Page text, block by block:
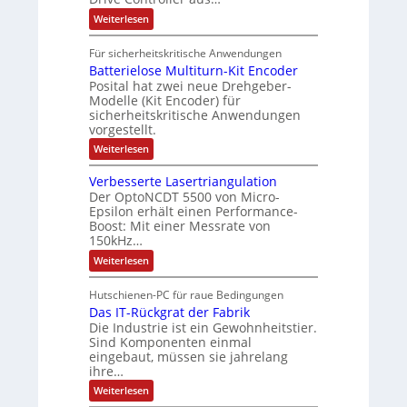
ä
f
t
u
t
o
a
t
i
o
n
g
e
w
ä
l
t
t
s
k
ä
f
t
e
i
e
t
z
t
e
l
e
r
h
ä
l
t
S
c
h
u
t
z
a
k
b
s
c
h
i
c
h
u
n
Weiterlesen:
S
n
s
o
r
l
o
s
F
a
n
g
s
c
h
a
l
t
n
g
Für sicherheitskritische Anwendungen
Batterielose Multiturn-Kit Encoder
Posital hat zwei neue Drehgeber-
Modelle (Kit Encoder) für
sicherheitskritische Anwendungen
vorgestellt.
Weiterlesen:
B
t
t
e
r
e
l
o
e
M
u
l
t
i
t
u
r
Verbesserte Lasertriangulation
Der OptoNCDT 5500 von Micro-
Epsilon erhält einen Performance-
Boost: Mit einer Messrate von
150kHz…
Weiterlesen:
V
r
b
e
s
s
e
e
Hutschienen-PC für raue Bedingungen
Das IT-Rückgrat der Fabrik
Die Industrie ist ein Gewohnheitstier.
Sind Komponenten einmal
eingebaut, müssen sie jahrelang
ihre…
Weiterlesen:
D